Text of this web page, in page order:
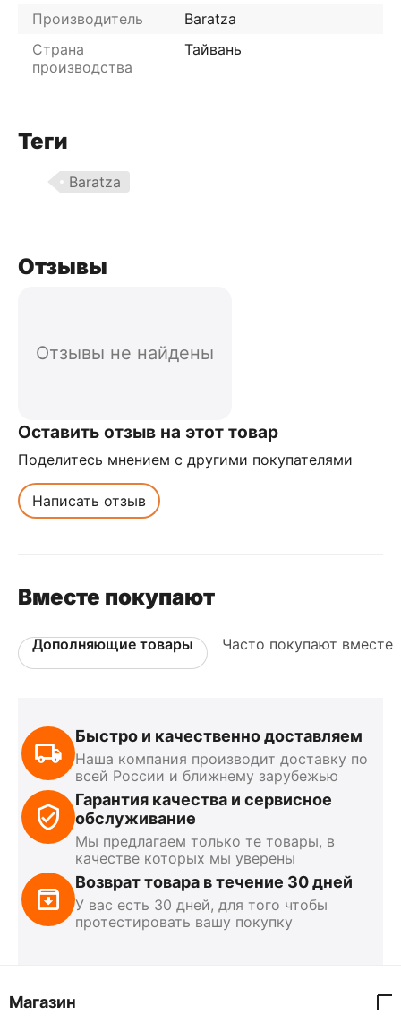
Производитель
Baratza
Страна
производства
Тайвань
Теги
Baratza
Отзывы
Отзывы не найдены
Оставить отзыв на этот товар
Поделитесь мнением с другими покупателями
Написать отзыв
Вместе покупают
Дополняющие товары Часто покупают вместе
Быстро и качественно доставляем
Наша компания производит доставку по
всей России и ближнему зарубежью
Гарантия качества и сервисное
обслуживание
Мы предлагаем только те товары, в
качестве которых мы уверены
Возврат товара в течение 30 дней
У вас есть 30 дней, для того чтобы
протестировать вашу покупку
Магазин